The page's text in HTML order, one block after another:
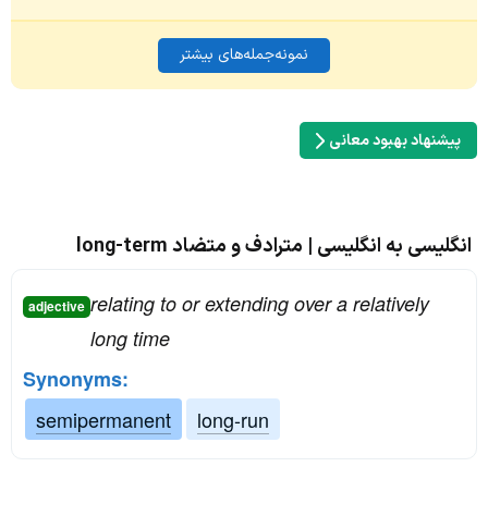
نمونه‌جمله‌های بیشتر
پیشنهاد بهبود معانی
انگلیسی به انگلیسی | مترادف و متضاد long-term
adjective relating to or extending over a relatively
long time
Synonyms:
semipermanent
long-run